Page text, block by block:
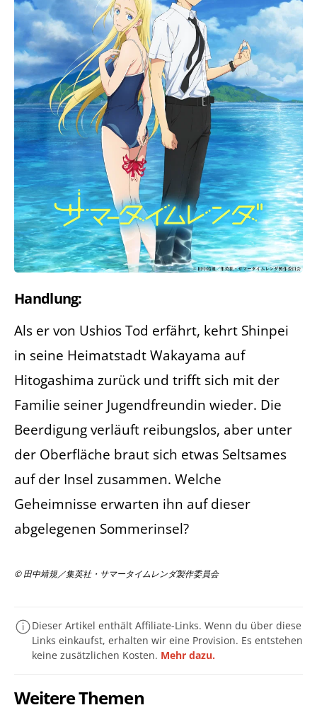
Handlung:
Als er von Ushios Tod erfährt, kehrt Shinpei
in seine Heimatstadt Wakayama auf
Hitogashima zurück und trifft sich mit der
Familie seiner Jugendfreundin wieder. Die
Beerdigung verläuft reibungslos, aber unter
der Oberfläche braut sich etwas Seltsames
auf der Insel zusammen. Welche
Geheimnisse erwarten ihn auf dieser
abgelegenen Sommerinsel?
© 田中靖規／集英社・サマータイムレンダ製作委員会
Dieser Artikel enthält Affiliate-Links. Wenn du über diese
Links einkaufst, erhalten wir eine Provision. Es entstehen
keine zusätzlichen Kosten. Mehr dazu.
Weitere Themen